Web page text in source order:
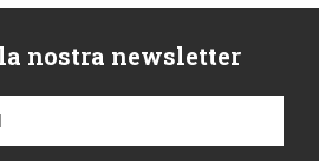
nostra newsletter